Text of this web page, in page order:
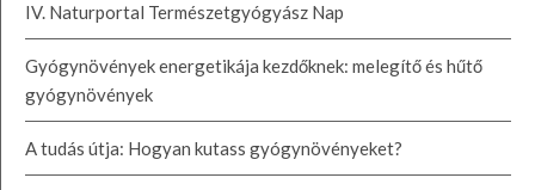
IV. Naturportal Természetgyógyász Nap
Gyógynövények energetikája kezdőknek: melegítő és hűtő
gyógynövények
A tudás útja: Hogyan kutass gyógynövényeket?